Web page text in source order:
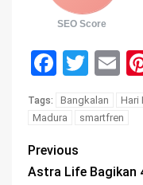
SEO Score
Tags: Bangkalan Hari
Madura
smartfren
Previous
Astra Life Bagikan